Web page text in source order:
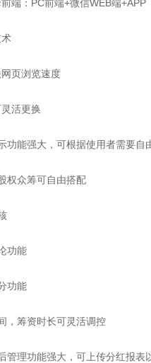
端：PC前端+微信WEB端+APP
页浏览速度
活更换
功能强大，可根据使用者需要自
权众筹可自由搭配
功能
功能
，筹资时长可灵活调控
管理功能强大，可上传分红报表